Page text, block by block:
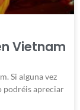
Vietnam
Si alguna vez
podréis apreciar